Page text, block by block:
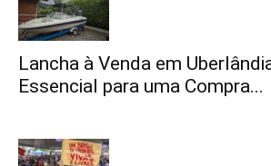
Lancha à Venda em
Essencial para uma Compra...